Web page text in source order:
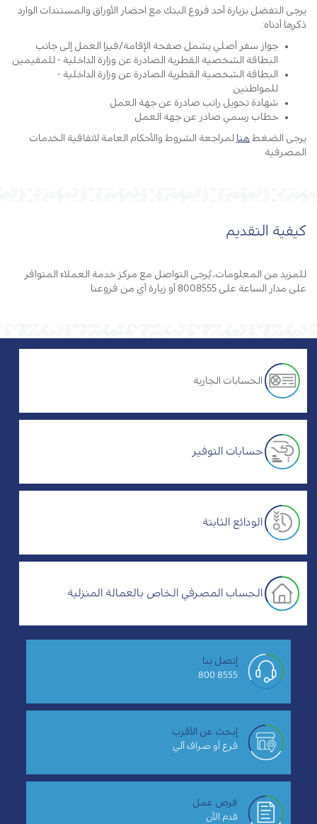
يرجى التفضل بزيارة أحد فروع البنك مع احضار الأوراق والمستندات الوارد
ذكرها أدناه:
جواز سفر أصلي يشمل صفحة الإقامة/فيزا العمل إلى جانب
البطاقة الشخصية القطرية الصادرة عن وزارة الداخلية - للمقيمين
البطاقة الشخصية القطرية الصادرة عن وزارة الداخلية -
للمواطنين
شهادة تحويل راتب صادرة عن جهة العمل
خطاب رسمي صادر عن جهة العمل
يرجى الضغط هنا لمراجعة الشروط والأحكام العامة لاتفاقية الخدمات
المصرفية
كيفية التقديم‎
للمزيد من المعلومات، يُرجى التواصل مع مركز خدمة العملاء المتوافر
على مدار الساعة على 8008555 أو زيارة أي من فروعنا.
الحسابات الجارية
حسابات التوفير
الودائع الثابتة
الحساب المصرفي الخاص بالعمالة المنزلية
إتصل بنا
8555 800
إبحث عن الأقرب
فرع أو صراف آلي
فرص عمل
قدم الآن